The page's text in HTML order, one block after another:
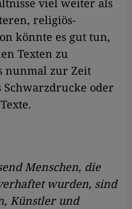
viel weiter als
religiös-
könnte es gut tun,
Texten zu
nunmal zur Zeit
Schwarzdrucke oder
Menschen, die
wurden, sind
Künstler und